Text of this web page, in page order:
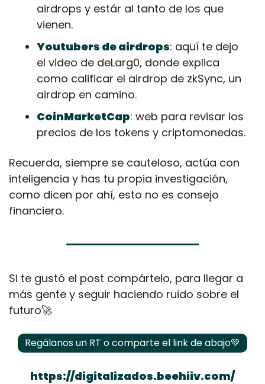
airdrops y estár al tanto de los que
vienen.
Youtubers de airdrops: aquí te dejo
el video de deLarg0, donde explica
como calificar el airdrop de zkSync, un
airdrop en camino.
CoinMarketCap: web para revisar los
precios de los tokens y criptomonedas.
Recuerda, siempre se cauteloso, actúa con
inteligencia y has tu propia investigación,
como dicen por ahí, esto no es consejo
financiero.
Si te gustó el post compártelo, para llegar a
más gente y seguir haciendo ruido sobre el
futuro🚀
Regálanos un RT o comparte el link de abajo💚
https://digitalizados.beehiiv.com/